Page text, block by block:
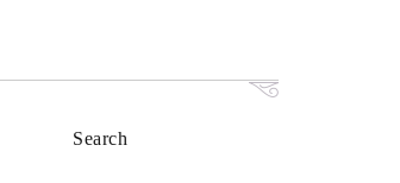
Search